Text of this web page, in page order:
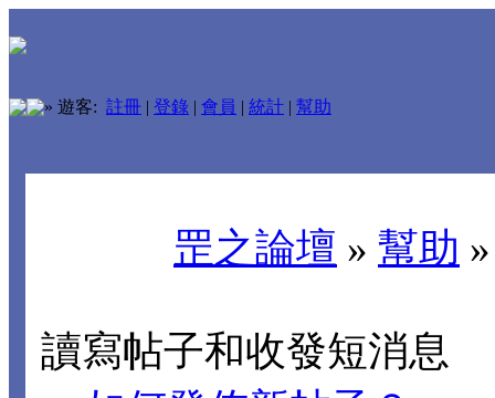
» 遊客: 註冊 | 登錄 | 會員 | 統計 | 幫助
罡之論壇 » 幫助
讀寫帖子和收發短消息